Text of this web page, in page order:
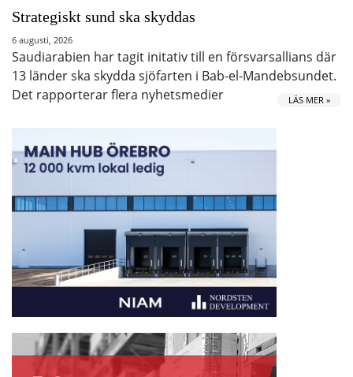
Strategiskt sund ska skyddas
6 augusti, 2026
Saudiarabien har tagit initativ till en försvarsallians där
13 länder ska skydda sjöfarten i Bab-el-Mandebsundet.
Det rapporterar flera nyhetsmedier
LÄS MER »